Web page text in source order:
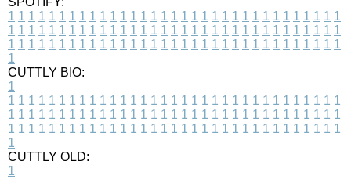
1 1 1 1 1 1 1 1 1 1 1 1 1 1 1 1 1 1 1 1 1 1 1 1 1 1 1 1 1 1 1 1 1
1 1 1 1 1 1 1 1 1 1 1 1 1 1 1 1 1 1 1 1 1 1 1 1 1 1 1 1 1 1 1 1 1
1 1 1 1 1 1 1 1 1 1 1 1 1 1 1 1 1 1 1 1 1 1 1 1 1 1 1 1 1 1 1 1 1
1
CUTTLY BIO:
1
1 1 1 1 1 1 1 1 1 1 1 1 1 1 1 1 1 1 1 1 1 1 1 1 1 1 1 1 1 1 1 1 1
1 1 1 1 1 1 1 1 1 1 1 1 1 1 1 1 1 1 1 1 1 1 1 1 1 1 1 1 1 1 1 1 1
1 1 1 1 1 1 1 1 1 1 1 1 1 1 1 1 1 1 1 1 1 1 1 1 1 1 1 1 1 1 1 1 1
1
CUTTLY OLD:
1